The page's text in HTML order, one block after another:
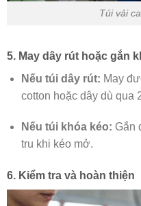
Túi vải
5. May dây rút hoặc gắn
Nếu túi dây rút: May
cotton hoặc dây dù qua
Nếu túi khóa kéo: Gắn
tru khi kéo mở.
6. Kiểm tra và hoàn thiện